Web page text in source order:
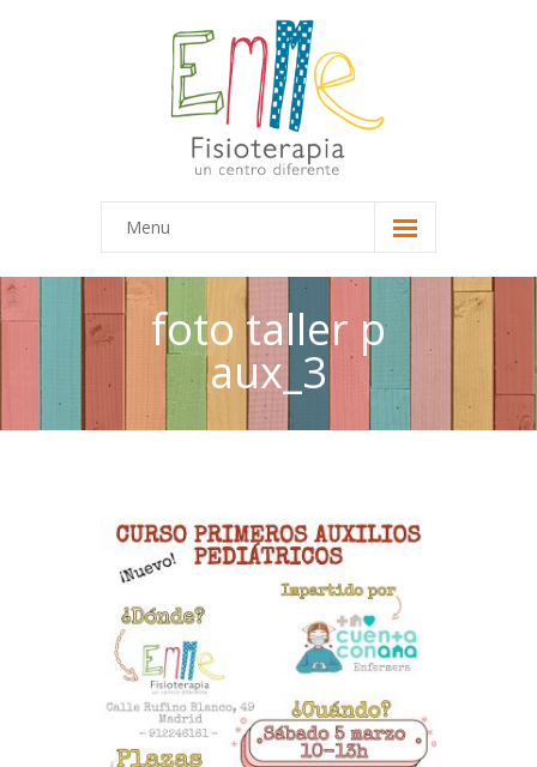
Menu
Inicio
Equipo
-- María
-- Terapias Infantiles
-- Terapias para adultos
Escuelas
-- Asesoramiento
-- Talleres para educadores
foto taller p
aux_3